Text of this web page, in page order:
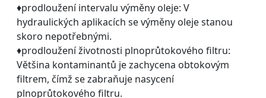
♦prodloužení intervalu výměny oleje: V
hydraulických aplikacích se výměny oleje stanou
skoro nepotřebnými.
♦prodloužení životnosti plnoprůtokového filtru:
Většina kontaminantů je zachycena obtokovým
filtrem, čímž se zabraňuje nasycení
plnoprůtokového filtru.